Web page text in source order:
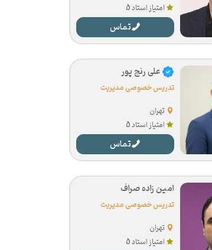
امتیاز استاد 5
تماس
تدریس خصوصی مدیریت
تهران
امتیاز استاد 5
تماس
امین زاده صراف
تدریس خصوصی مدیریت
تهران
امتیاز استاد 5